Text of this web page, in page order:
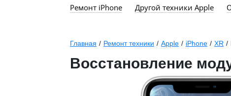
Ремонт iPhone Другой техники Apple
Главная / Ремонт техники / Apple / iPhone / XR /
Восстановление